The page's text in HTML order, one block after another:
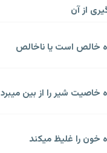
از آن
خالص است یا ناخالص
خاصیت شیر را از بین میبرد
خون را غلیظ میکند